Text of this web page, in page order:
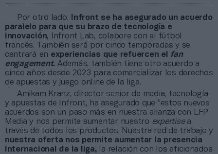
Por otro lado,
Infront se ha asegurado un acuerdo
paralelo para que su brazo de tecnología e
innovación, Infront Lab, colabore con el fútbol
francés. También será por cinco temporadas y se
centrará en experiencias que refuercen el
fan
engagement. Además, también tiene otro acuerdo a
cinco años desde 2023 para comercializar los derechos
de apuestas y juego online de la liga.
Amikam Kranz, director senior de media, tecnología
y apuestas de Infront, ha asegurado que “estos nuevos
acuerdos son un paso más en nuestra alianza con LFP
Media y nos permite aumentar nuestro expertise a
través de todos los productos. Nuestra red de trabajo y
nuestra oferta nos permite aumentar la presencia
internacional de la liga, la relación con los aficionados